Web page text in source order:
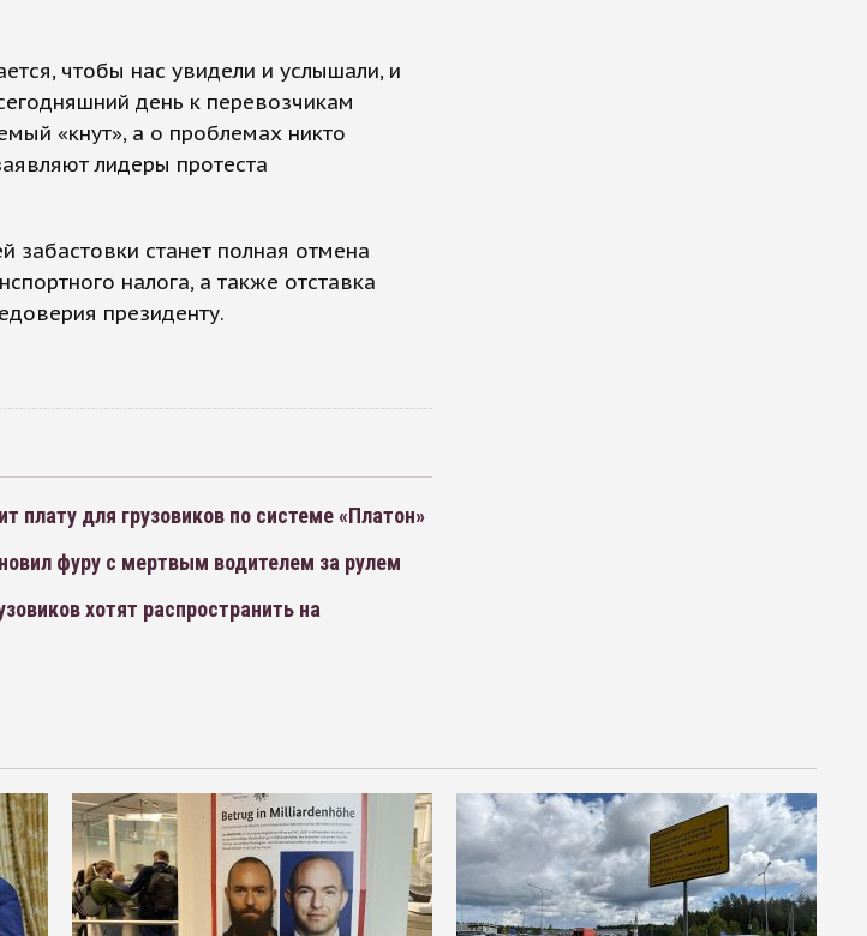
чтобы нас увидели и услышали, и
день к перевозчикам
«кнут», а о проблемах никто
лидеры протеста
забастовки станет полная отмена
налога, а также отставка
президенту.
плату для грузовиков по системе «Платон»
фуру с мертвым водителем за рулем
хотят распространить на